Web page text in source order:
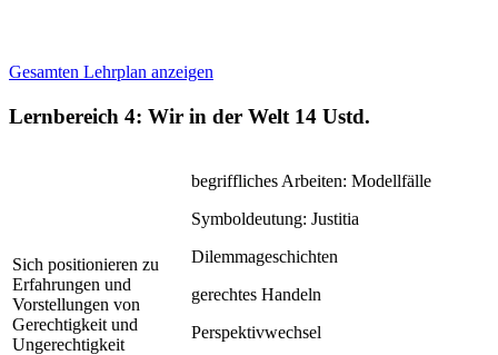
Gesamten Lehrplan anzeigen
Lernbereich 4: Wir in der Welt 14 Ustd.
Sich positionieren zu
Erfahrungen und
Vorstellungen von
Gerechtigkeit und
Ungerechtigkeit
begriffliches Arbeiten: Modellfälle
Symboldeutung: Justitia
Dilemmageschichten
gerechtes Handeln
Perspektivwechsel